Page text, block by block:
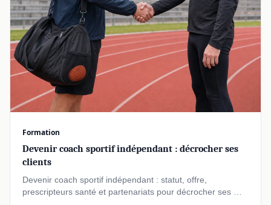
Formation
Devenir coach sportif indépendant : décrocher ses
clients
Devenir coach sportif indépendant : statut, offre,
prescripteurs santé et partenariats pour décrocher ses …